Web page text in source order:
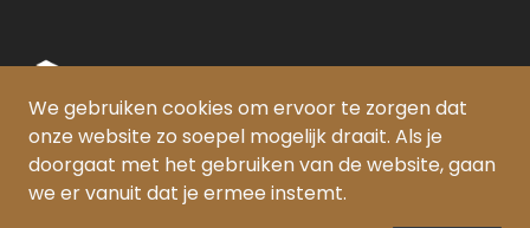
© Copyright 2026 Frank Treuren B.V.
PEFC gecertificeerd:
We gebruiken cookies om ervoor te zorgen dat
onze website zo soepel mogelijk draait. Als je
doorgaat met het gebruiken van de website, gaan
we er vanuit dat je ermee instemt.